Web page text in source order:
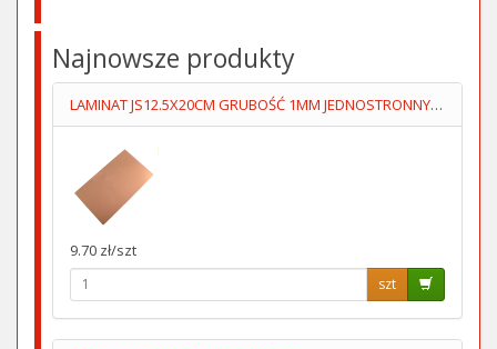
Najnowsze produkty
LAMINAT JS12.5X20CM GRUBOŚĆ 1MM JEDNOSTRONNY 70um
9.70 zł/szt
szt